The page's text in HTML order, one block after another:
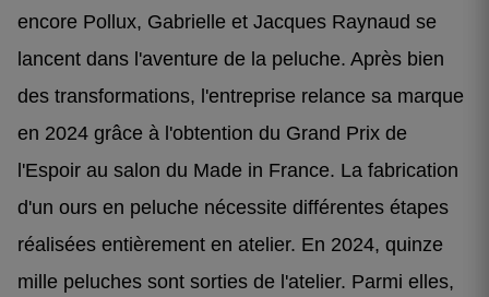
encore Pollux, Gabrielle et Jacques Raynaud se
lancent dans l'aventure de la peluche. Après bien
des transformations, l'entreprise relance sa marque
en 2024 grâce à l'obtention du Grand Prix de
l'Espoir au salon du Made in France. La fabrication
d'un ours en peluche nécessite différentes étapes
réalisées entièrement en atelier. En 2024, quinze
mille peluches sont sorties de l'atelier. Parmi elles,